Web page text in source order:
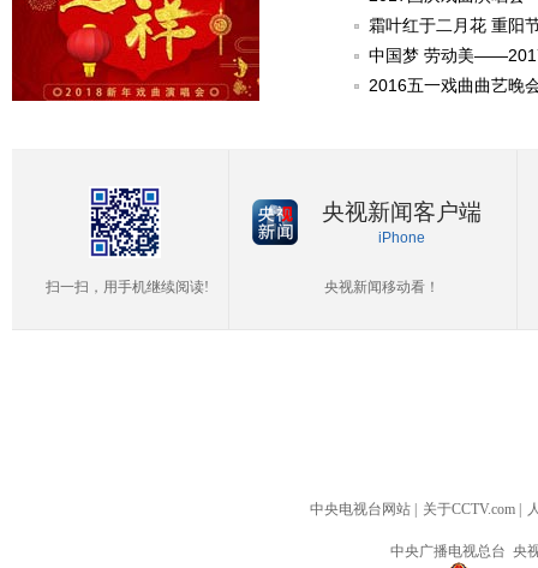
霜叶红于二月花 重阳
中国梦 劳动美
2016五一戏曲曲艺晚
扫一扫，用手机继续阅读!
央视新闻客户端
iPhone
央视新闻移动看！
中央电视台网站 关于CCTV.com
中央广播电视总台 央